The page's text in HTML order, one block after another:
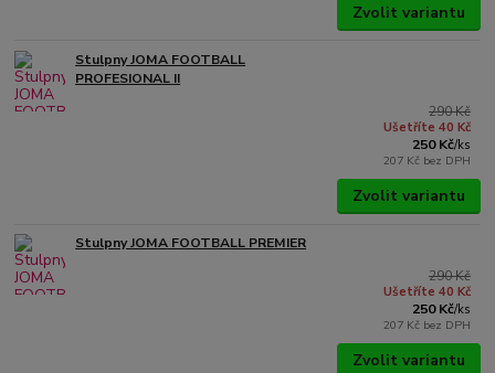
Zvolit variantu
Stulpny JOMA FOOTBALL
PROFESIONAL II
290 Kč
Ušetříte 40 Kč
250 Kč/ks
207 Kč bez DPH
Zvolit variantu
Stulpny JOMA FOOTBALL PREMIER
290 Kč
Ušetříte 40 Kč
250 Kč/ks
207 Kč bez DPH
Zvolit variantu